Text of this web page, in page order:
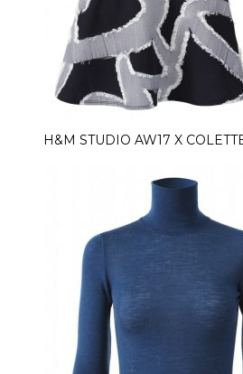
H&M STUDIO AW17 X